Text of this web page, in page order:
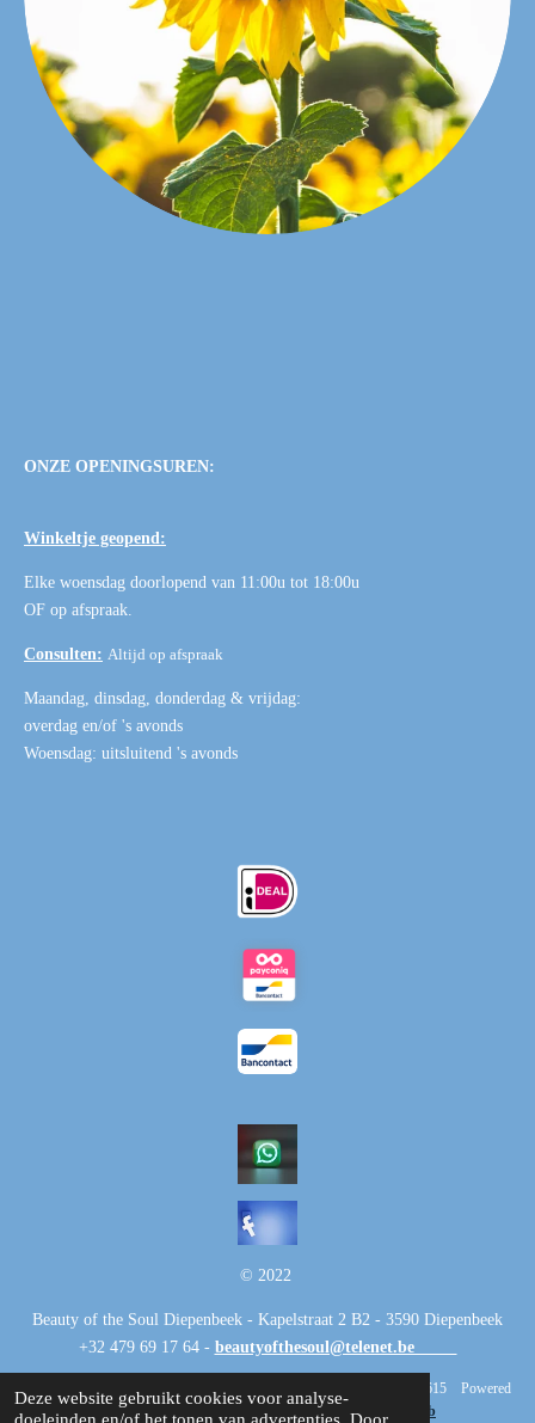
Deze website gebruikt cookies voor analyse-
ONZE OPENINGSUREN:
Winkeltje geopend:
Elke woensdag doorlopend van 11:00u tot 18:00u
OF op afspraak.
Consulten: Altijd op afspraak
Maandag, dinsdag, donderdag & vrijdag:
overdag en/of 's avonds
Woensdag: uitsluitend 's avonds
© 2022
Beauty of the Soul Diepenbeek - Kapelstraat 2 B2 - 3590 Diepenbeek
+32 479 69 17 64 - beautyofthesoul@telenet.be
H.R.0707.545.615 BTW-nummer BE0707.545.615 Powered
by
JouwWeb